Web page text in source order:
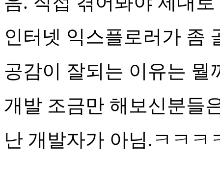
인터넷 익스플로러가 좀
공감이 잘되는 이유는 뭘
개발 조금만 해보신분들
난 개발자가 아님.ㅋㅋㅋ